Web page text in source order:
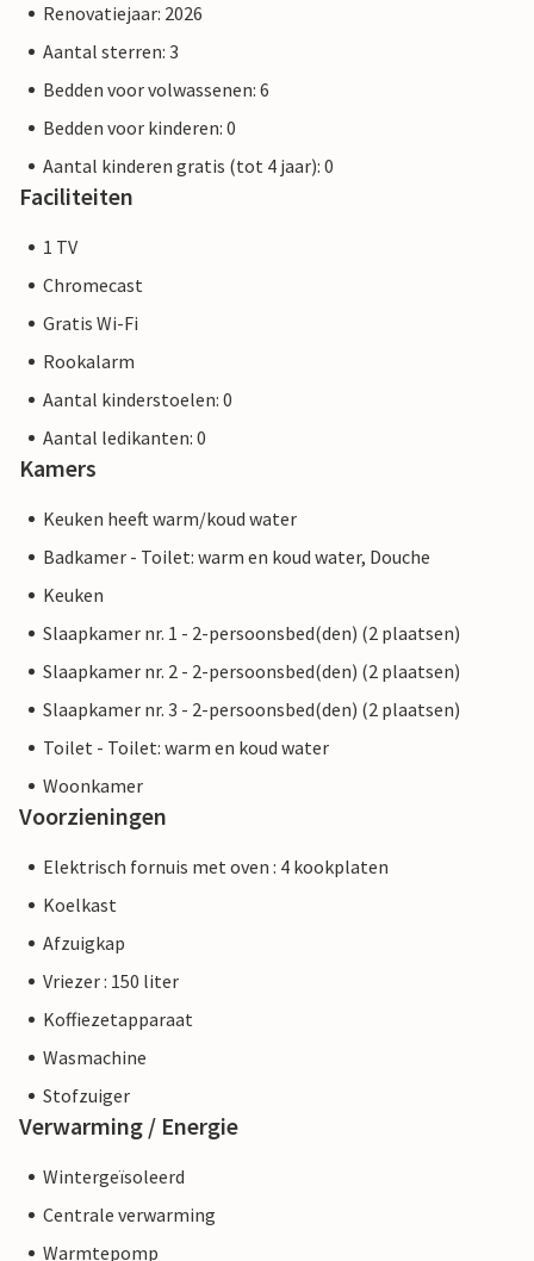
Renovatiejaar: 2026
Aantal sterren: 3
Bedden voor volwassenen: 6
Bedden voor kinderen: 0
Aantal kinderen gratis (tot 4 jaar): 0
Faciliteiten
1 TV
Chromecast
Gratis Wi-Fi
Rookalarm
Aantal kinderstoelen: 0
Aantal ledikanten: 0
Kamers
Keuken heeft warm/koud water
Badkamer - Toilet: warm en koud water, Douche
Keuken
Slaapkamer nr. 1 - 2-persoonsbed(den) (2 plaatsen)
Slaapkamer nr. 2 - 2-persoonsbed(den) (2 plaatsen)
Slaapkamer nr. 3 - 2-persoonsbed(den) (2 plaatsen)
Toilet - Toilet: warm en koud water
Woonkamer
Voorzieningen
Elektrisch fornuis met oven : 4 kookplaten
Koelkast
Afzuigkap
Vriezer : 150 liter
Koffiezetapparaat
Wasmachine
Stofzuiger
Verwarming / Energie
Wintergeïsoleerd
Centrale verwarming
Warmtepomp